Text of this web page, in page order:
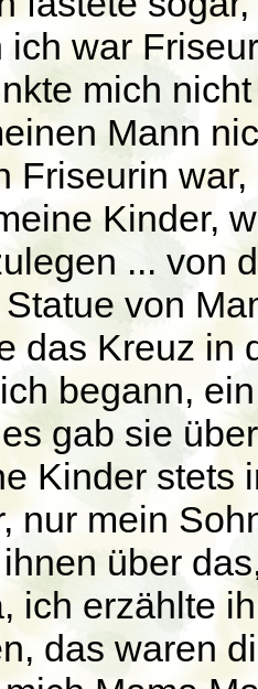
ich war
mich
Mann
Friseurin
Kinder,
... von
von
das Kreuz in
begann,
gab sie
Kinder stets
nur mein
über
ich erzählte
das waren